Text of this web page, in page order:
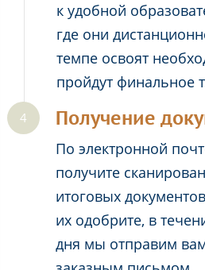
к удобной
где они
темпе освоят
пройдут финальное
Получение
По электронной
получите
итоговых
их одобрите, в
дня мы отправим